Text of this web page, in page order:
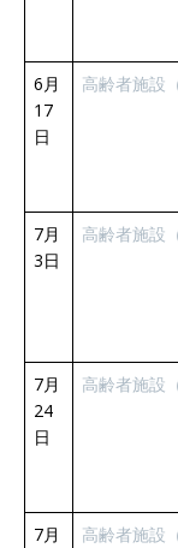
6月
17
日
高齢者施設
7月
3日
高齢者施設
7月
24
日
高齢者施設
7月
高齢者施設